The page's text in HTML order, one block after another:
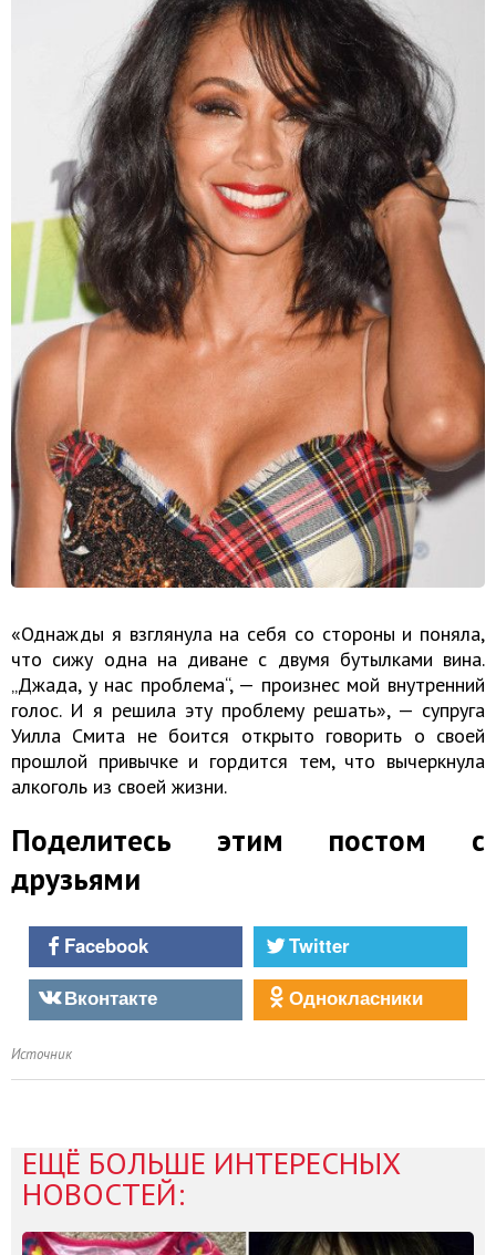
«Однажды я взглянула на себя со стороны и поняла,
что сижу одна на диване с двумя бутылками вина.
„Джада, у нас проблема“, — произнес мой внутренний
голос. И я решила эту проблему решать», — супруга
Уилла Смита не боится открыто говорить о своей
прошлой привычке и гордится тем, что вычеркнула
алкоголь из своей жизни.
Поделитесь этим постом с
друзьями
Facebook
Twitter
Вконтакте
Однокласники
Источник
ЕЩЁ БОЛЬШЕ ИНТЕРЕСНЫХ
НОВОСТЕЙ: